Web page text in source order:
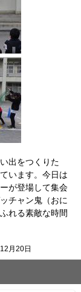
出をつくりた
います。今日は
が登場して集会
チャン鬼（おに
れる素敵な時間
月20日